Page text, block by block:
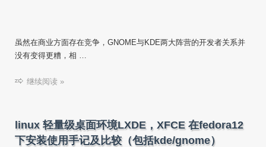
虽然在商业方面存在竞争，GNOME与KDE两大阵营的开发者关系并
没有变得更糟，相 …
继续阅读 »
linux 轻量级桌面环境LXDE，XFCE 在fedora12
下安装使用手记及比较（包括kde/gnome）